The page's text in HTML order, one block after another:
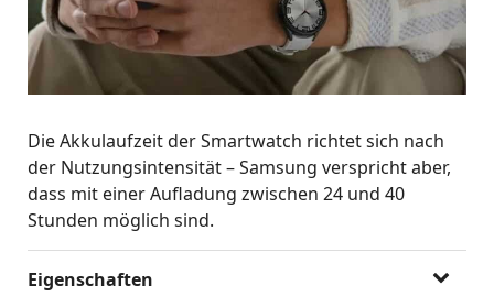
Die Akkulaufzeit der Smartwatch richtet sich nach
der Nutzungsintensität – Samsung verspricht aber,
dass mit einer Aufladung zwischen 24 und 40
Stunden möglich sind.
Eigenschaften